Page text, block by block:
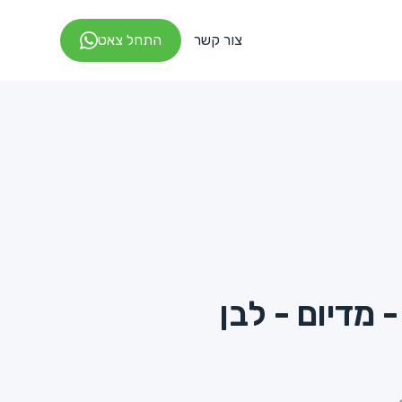
צור קשר התחל צאט
מדיום - לבן